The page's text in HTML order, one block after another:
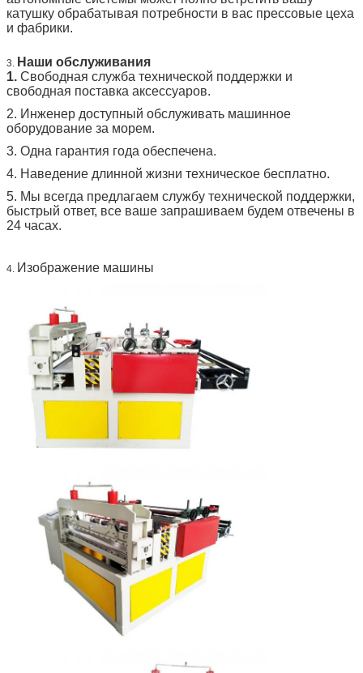
катушку обрабатывая потребности в вас прессовые цеха
и фабрики.
3. Наши обслуживания
1. Свободная служба технической поддержки и
свободная поставка аксессуаров.
2. Инженер доступный обслуживать машинное
оборудование за морем.
3. Одна гарантия года обеспечена.
4. Наведение длинной жизни техническое бесплатно.
5. Мы всегда предлагаем службу технической поддержки,
быстрый ответ, все ваше запрашиваем будем отвечены в
24 часах.
4. Изображение машины